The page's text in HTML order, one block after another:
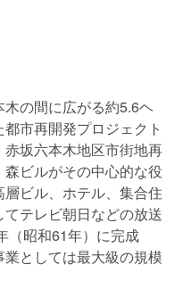
の間に広がる約5.6ヘ
市再開発プロジェクト
坂六本木地区市街地再
ビルがその中心的な役
ビル、ホテル、集合住
テレビ朝日などの放送
（昭和61年）に完成
としては最大級の規模